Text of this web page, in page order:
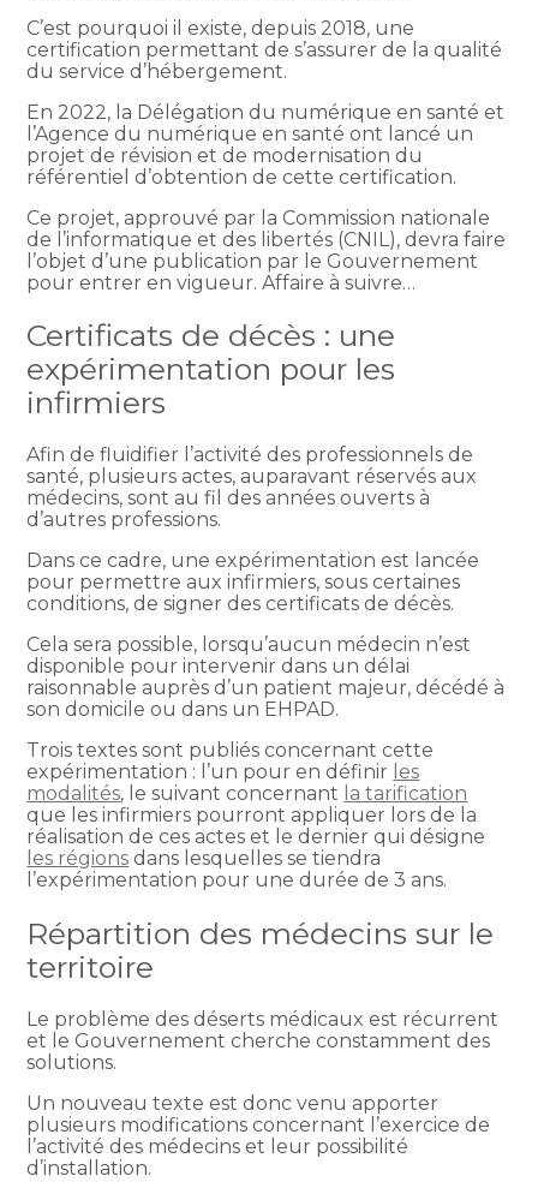
C’est pourquoi il existe, depuis 2018, une
certification permettant de s’assurer de la qualité
du service d’hébergement.
En 2022, la Délégation du numérique en santé et
l’Agence du numérique en santé ont lancé un
projet de révision et de modernisation du
référentiel d’obtention de cette certification.
Ce projet, approuvé par la Commission nationale
de l’informatique et des libertés (CNIL), devra faire
l’objet d’une publication par le Gouvernement
pour entrer en vigueur. Affaire à suivre…
Certificats de décès : une
expérimentation pour les
infirmiers
Afin de fluidifier l’activité des professionnels de
santé, plusieurs actes, auparavant réservés aux
médecins, sont au fil des années ouverts à
d’autres professions.
Dans ce cadre, une expérimentation est lancée
pour permettre aux infirmiers, sous certaines
conditions, de signer des certificats de décès.
Cela sera possible, lorsqu’aucun médecin n’est
disponible pour intervenir dans un délai
raisonnable auprès d’un patient majeur, décédé à
son domicile ou dans un EHPAD.
Trois textes sont publiés concernant cette
expérimentation : l’un pour en définir les
modalités, le suivant concernant la tarification
que les infirmiers pourront appliquer lors de la
réalisation de ces actes et le dernier qui désigne
les régions dans lesquelles se tiendra
l’expérimentation pour une durée de 3 ans.
Répartition des médecins sur le
territoire
Le problème des déserts médicaux est récurrent
et le Gouvernement cherche constamment des
solutions.
Un nouveau texte est donc venu apporter
plusieurs modifications concernant l’exercice de
l’activité des médecins et leur possibilité
d’installation.